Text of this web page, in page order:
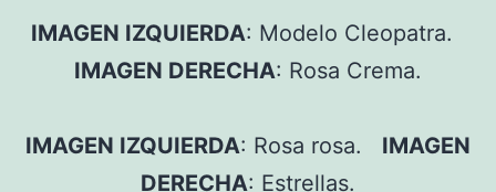
IMAGEN IZQUIERDA: Modelo Cleopatra.
IMAGEN DERECHA: Rosa Crema.
IMAGEN IZQUIERDA: Rosa rosa. IMAGEN
DERECHA: Estrellas.